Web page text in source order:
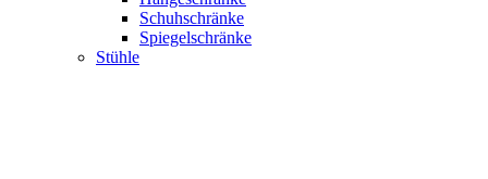
Schuhschränke
Spiegelschränke
Stühle